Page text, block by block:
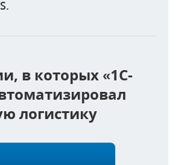
в которых «1С-
логистику